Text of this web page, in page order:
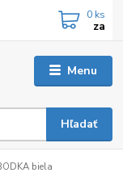
Menu
Hľadať
0 ks
za
biela